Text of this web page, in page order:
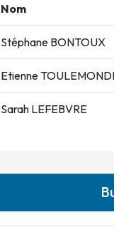
Nom
Stéphane BONTOUX
Etienne
Sarah LEFEBVRE